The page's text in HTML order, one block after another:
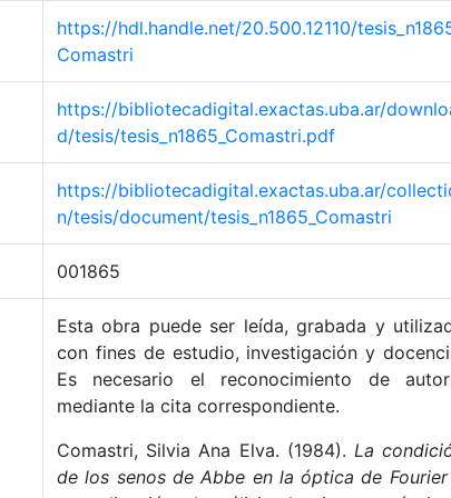
https://hdl.handle.net/20.500.12110/
Comastri
https://bibliotecadigital.exactas.uba.ar/
d/tesis/tesis_n1865_Comastri.pdf
https://bibliotecadigital.exactas.uba.ar/
n/tesis/document/tesis_n1865_Comastri
001865
Esta obra puede ser leída, grabada y
con fines de estudio, investigación y
Es necesario el reconocimiento de
mediante la cita correspondiente.
Comastri, Silvia Ana Elva. (1984). La
de los senos de Abbe en la óptica de